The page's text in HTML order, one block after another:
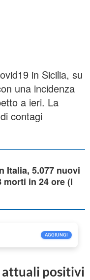
in Sicilia, su
una incidenza
a ieri. La
contagi
Italia, 5.077 nuovi
morti in 24 ore (I
AGGIUNGI
attuali positivi